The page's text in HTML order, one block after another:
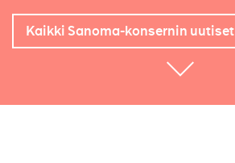
Kaikki Sanoma-konsernin uutiset